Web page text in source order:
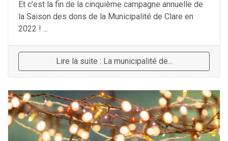
Et c’est la fin de la cinquième campagne annuelle de
la Saison des dons de la Municipalité de Clare en
2022 ! ...
Lire la suite : La municipalité de...